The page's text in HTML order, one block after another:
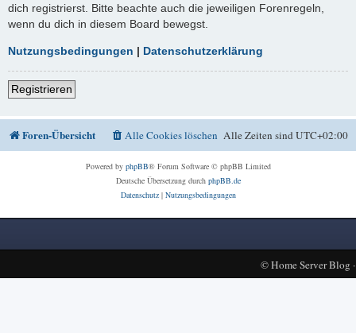
dich registrierst. Bitte beachte auch die jeweiligen Forenregeln,
wenn du dich in diesem Board bewegst.
Nutzungsbedingungen | Datenschutzerklärung
Registrieren
Foren-Übersicht Alle Zeiten sindUTC+02:00
Alle Cookies löschen
Powered by phpBB® Forum Software © phpBB Limited
Deutsche Übersetzung durch phpBB.de
Datenschutz| Nutzungsbedingungen
©Home Server Blog